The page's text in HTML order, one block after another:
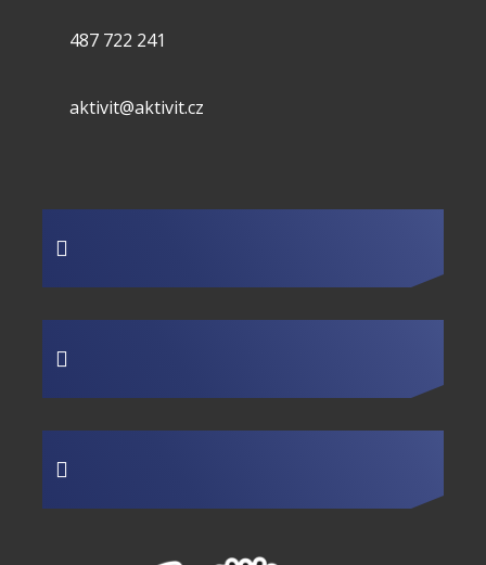
487 722 241
aktivit@aktivit.cz